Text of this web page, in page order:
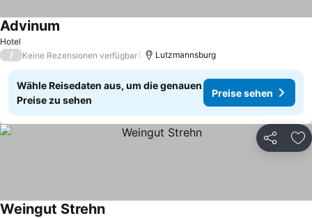
Hotel
Advinum
/ Keine Rezensionen verfügbar Lutzmannsburg
Wähle Reisedaten aus, um die genauen
Preise zu sehen
Preise sehen
Teilen
Weingut Strehn